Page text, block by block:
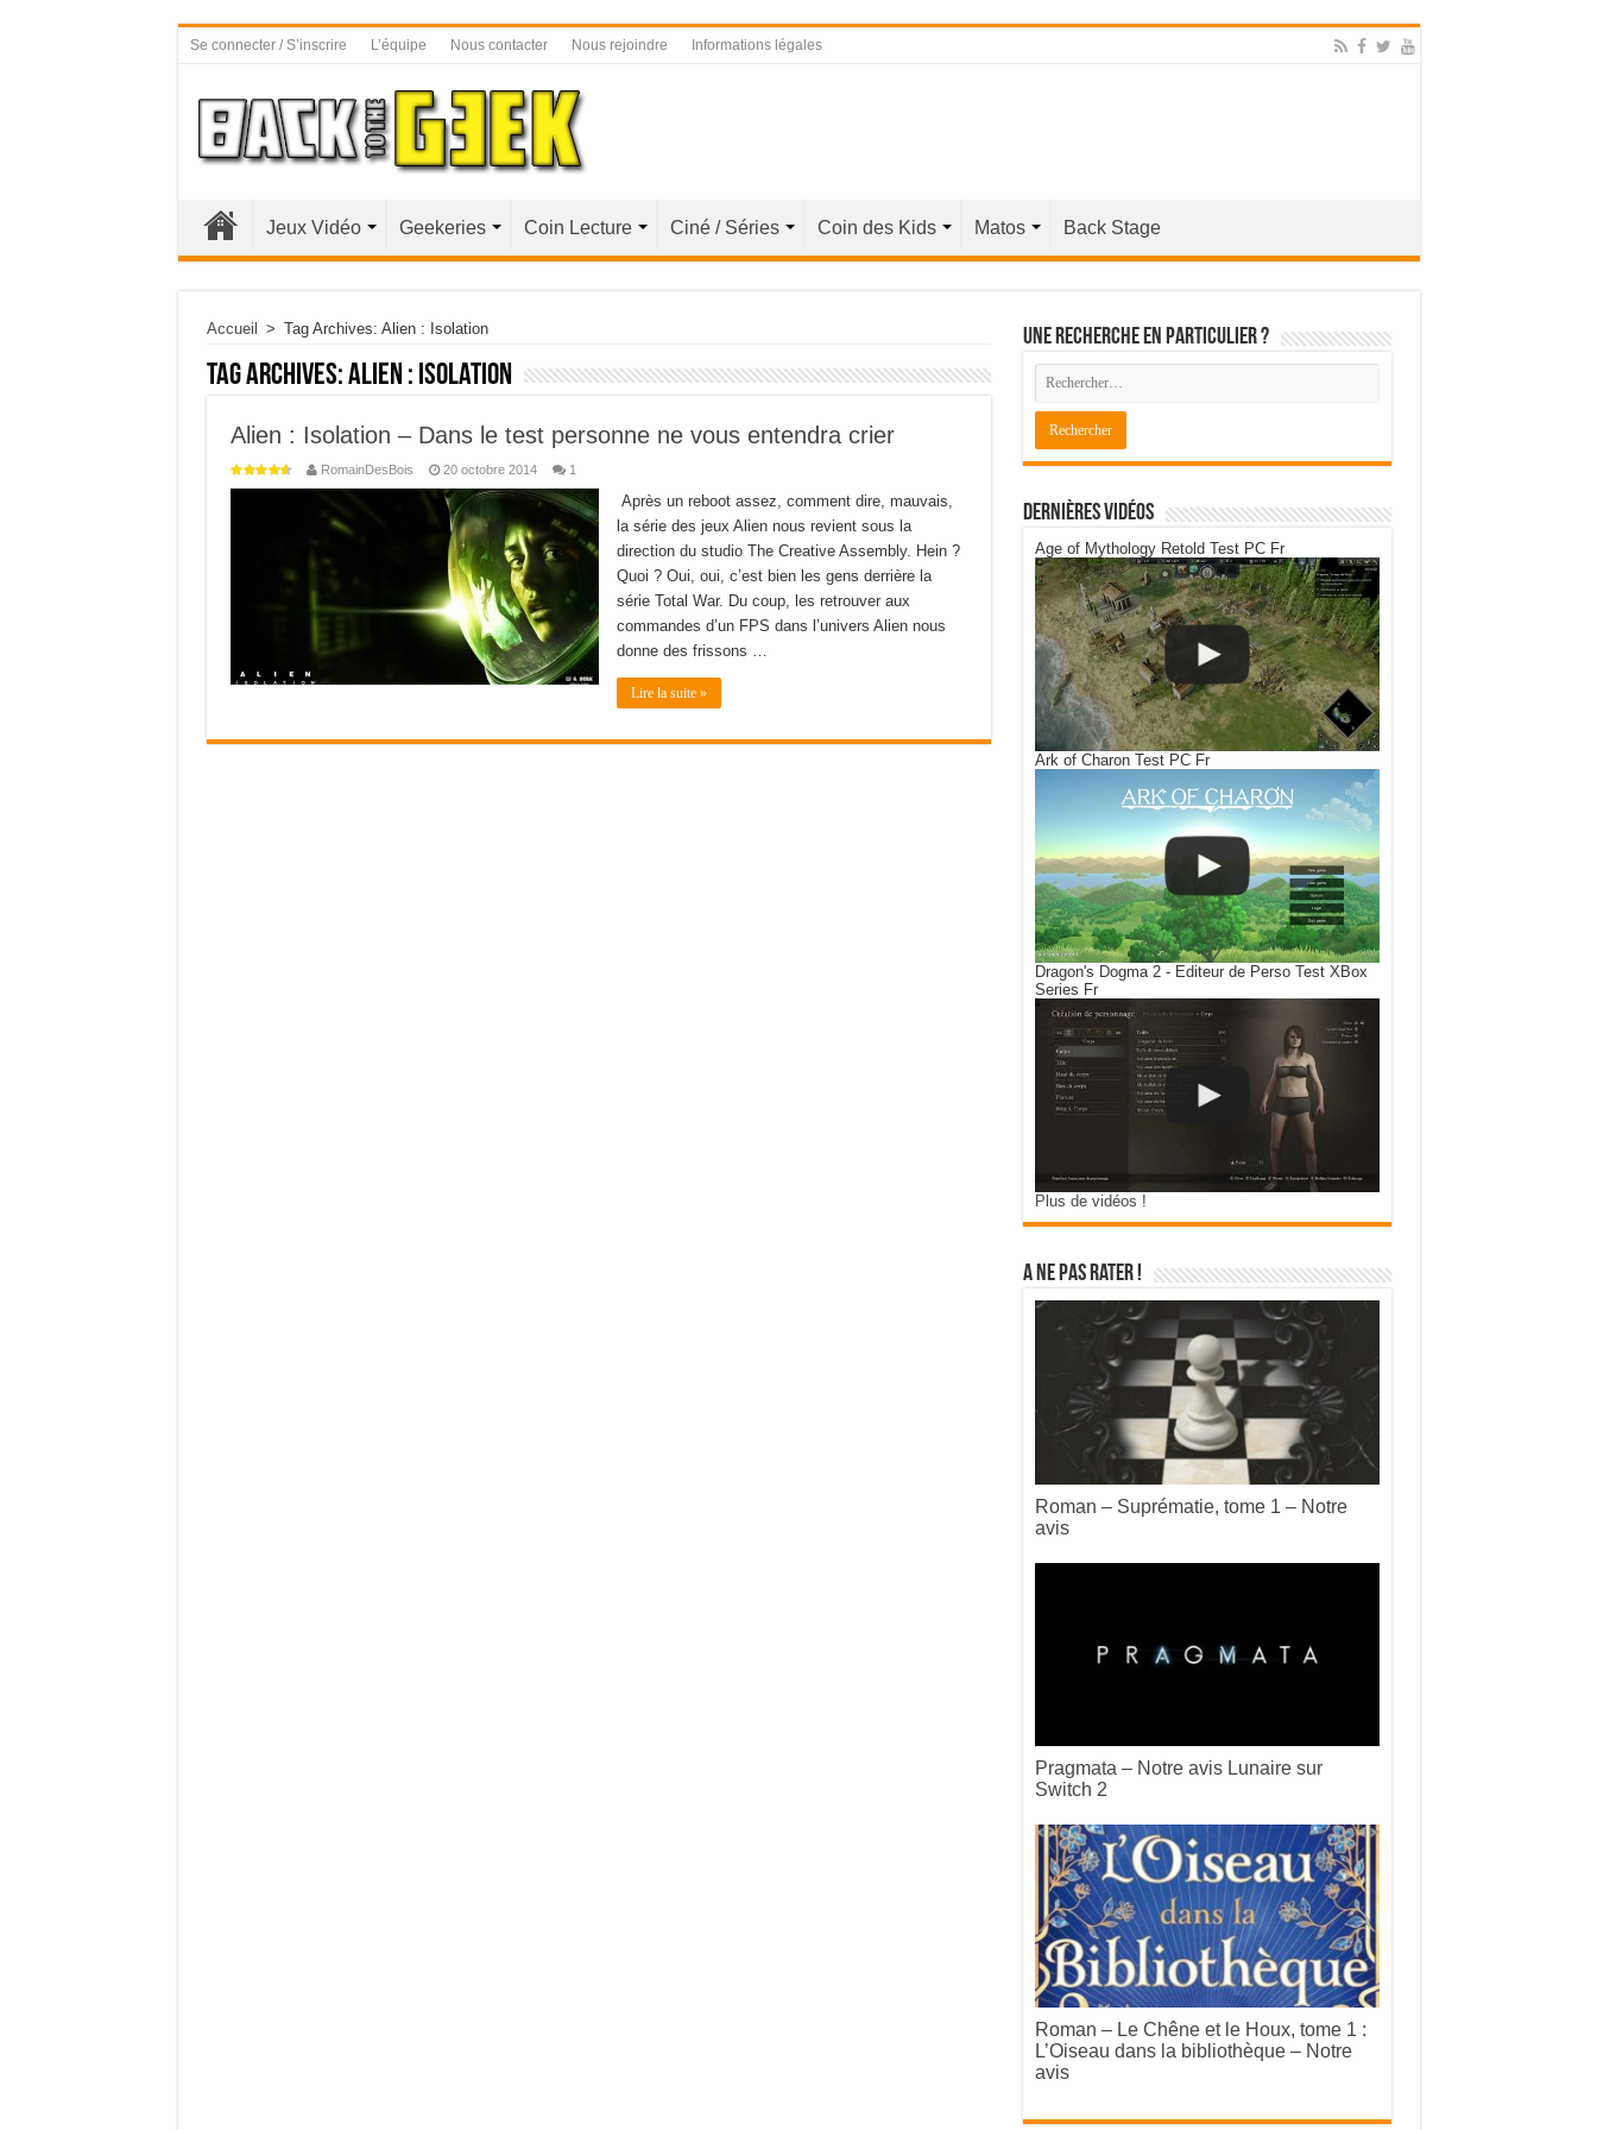
Se connecter / S’inscrire L’équipe Nous contacter Nous rejoindre Informations légales
Jeux Vidéo Geekeries Coin Lecture Ciné / Séries Coin des Kids Matos Back Stage
Accueil > Tag Archives: Alien : Isolation
Tag Archives:Alien : Isolation
Alien : Isolation – Dans le test personne ne vous entendra crier
RomainDesBois 20 octobre 2014 1
Après un reboot assez, comment dire, mauvais,
la série des jeux Alien nous revient sous la
direction du studio The Creative Assembly. Hein ?
Quoi ? Oui, oui, c’est bien les gens derrière la
série Total War. Du coup, les retrouver aux
commandes d’un FPS dans l’univers Alien nous
donne des frissons …
Lire la suite »
Une recherche en particulier ?
Dernières Vidéos
Age of Mythology Retold Test PC Fr
Ark of Charon Test PC Fr
Dragon's Dogma 2 - Editeur de Perso Test XBox
Series Fr
Plus de vidéos !
A ne pas rater !
Roman – Suprématie, tome 1 – Notre
avis
Pragmata – Notre avis Lunaire sur
Switch 2
Roman – Le Chêne et le Houx, tome 1 :
L’Oiseau dans la bibliothèque – Notre
avis